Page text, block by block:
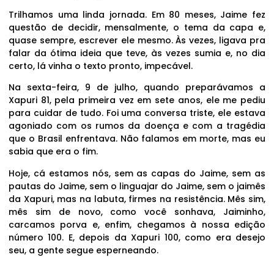
Trilhamos uma linda jornada. Em 80 meses, Jaime fez
questão de decidir, mensalmente, o tema da capa e,
quase sempre, escrever ele mesmo. Às vezes, ligava pra
falar da ótima ideia que teve, às vezes sumia e, no dia
certo, lá vinha o texto pronto, impecável.
Na sexta-feira, 9 de julho, quando preparávamos a
Xapuri 81, pela primeira vez em sete anos, ele me pediu
para cuidar de tudo. Foi uma conversa triste, ele estava
agoniado com os rumos da doença e com a tragédia
que o Brasil enfrentava. Não falamos em morte, mas eu
sabia que era o fim.
Hoje, cá estamos nós, sem as capas do Jaime, sem as
pautas do Jaime, sem o linguajar do Jaime, sem o jaimês
da Xapuri, mas na labuta, firmes na resistência. Mês sim,
mês sim de novo, como você sonhava, Jaiminho,
carcamos porva e, enfim, chegamos à nossa edição
número 100. E, depois da Xapuri 100, como era desejo
seu, a gente segue esperneando.